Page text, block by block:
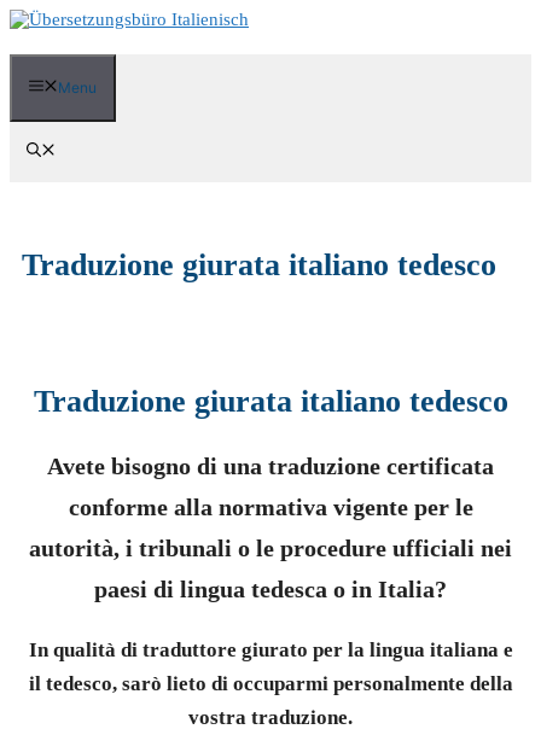
Vai
contenuto
Menu
Traduzione giurata italiano tedesco
Traduzione giurata italiano tedesco
Avete bisogno di una traduzione certificata
conforme alla normativa vigente per le
autorità, i tribunali o le procedure ufficiali nei
paesi di lingua tedesca o in Italia?
In qualità di traduttore giurato per la lingua italiana e
il tedesco, sarò lieto di occuparmi personalmente della
vostra traduzione.